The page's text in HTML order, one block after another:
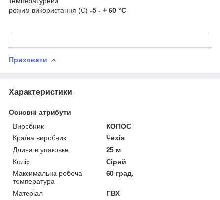
режим використання (С) -5 - + 60 °C
Приховати
Характеристики
Основні атрибути
Виробник
КОПОС
Країна виробник
Чехія
Длина в упаковке
25 м
Колір
Сірий
Максимальна робоча
температура
60 град.
Матеріал
ПВХ